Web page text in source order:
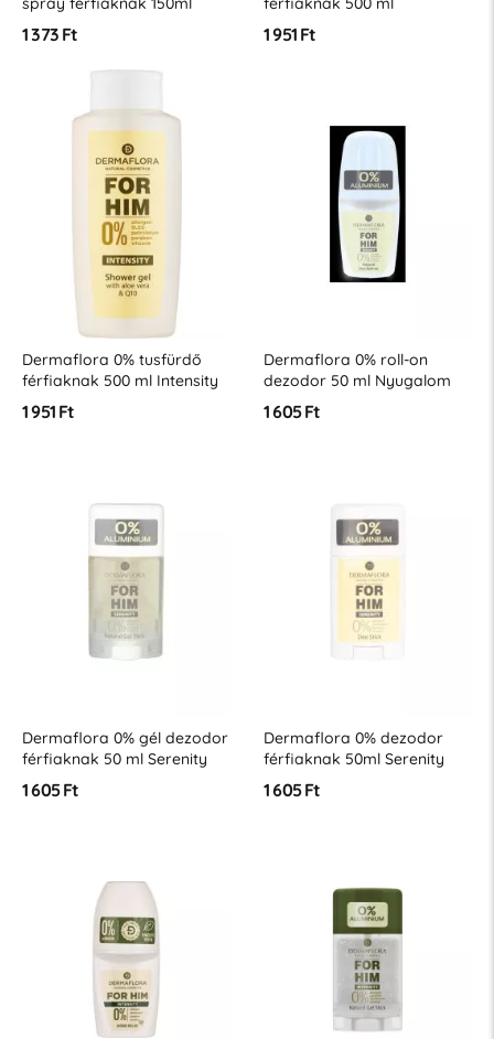
Intensity
1 373 Ft
Nyugalom
1 951 Ft
Dermaflora 0% tusfürdő
férfiaknak 500 ml Intensity
1 951 Ft
Dermaflora 0% roll-on
dezodor 50 ml Nyugalom
1 605 Ft
Dermaflora 0% gél dezodor
férfiaknak 50 ml Serenity
1 605 Ft
Dermaflora 0% dezodor
férfiaknak 50ml Serenity
1 605 Ft